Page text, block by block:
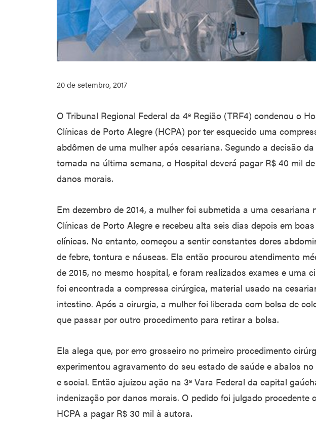
20 de setembro, 2017
O Tribunal Regional Federal da 4ª Região (TRF4) condenou o
Clínicas de Porto Alegre (HCPA) por ter esquecido uma
abdômen de uma mulher após cesariana. Segundo a decisão da
tomada na última semana, o Hospital deverá pagar R$ 40 mil
danos morais.
Em dezembro de 2014, a mulher foi submetida a uma cesariana
Clínicas de Porto Alegre e recebeu alta seis dias depois em
clínicas. No entanto, começou a sentir constantes dores
de febre, tontura e náuseas. Ela então procurou atendimento
de 2015, no mesmo hospital, e foram realizados exames e uma
foi encontrada a compressa cirúrgica, material usado na
intestino. Após a cirurgia, a mulher foi liberada com bolsa de
que passar por outro procedimento para retirar a bolsa.
Ela alega que, por erro grosseiro no primeiro procedimento
experimentou agravamento do seu estado de saúde e abalos
e social. Então ajuizou ação na 3ª Vara Federal da capital
indenização por danos morais. O pedido foi julgado procedente
HCPA a pagar R$ 30 mil à autora.